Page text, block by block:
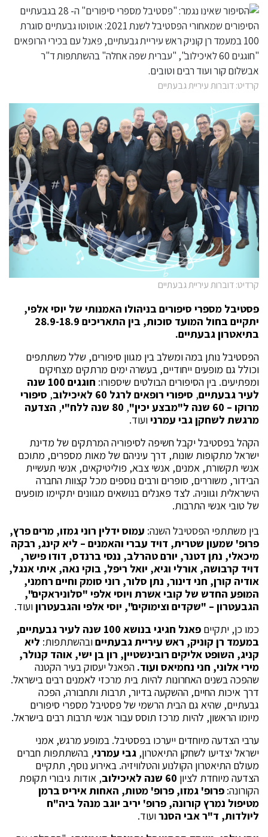
קרדיט: דוברות עיריית גבעתיים
קרדיט: דוברות עיריית גבעתיים
פסטיבל מספרי סיפורים בניהולו האמנותי של יוסי אלפי,
יתקיים בחול המועד סוכות, בין התאריכים 28.9-18.9
בתיאטרון גבעתיים.
הפסטיבל נותן במה ומשלב בין מגוון סיפורים, שלל משתתפים
וכולל גם מופעים ייחודיים, בעשרה ימים מרתקים מצחיקים
ומפתיעים. בין הסיפורים הבולטים שיספורו:
חוגגים 100 שנה
לעיר גבעתיים, סיפורי רופאים לרגל 60 לאיכילוב , סיפורי
מרוקו – 60 שנה ל"מבצע יכין"
, 80 שנה ללח"י , הצדעה
מרגשת לשחקן גבי עמרניועוד.
הקהל בפסטיבל יקבל חשיפה לסיפוריה המרתקים של מדינת
ישראל מתקופות שונות, דרך עיניהם של מאות מספרים, מתוכם
אנשי תקשורת, אמנים, אנשי צבא, פוליטיקאים, אנשי תעשיית
הבידור, משוררים, סופרים ורבים נוספים מכל קצוות החברה
הישראלית וגווניה. לצד פאנלים בנושאים מגוונים יתקיימו מופעים
של טובי אנשי התרבות.
בין משתתפי הפסטיבל השנה: עמוס ידלין רוני גמזו, מרים פרץ,
פרופ' שמעון שטרית, דויד עברי והאמנים – ליא קינג, רבקה
מיכאלי, נתן דטנר, יורם טהרלב, ננסי ברנדס, דודו פישר,
דויד קרבושה, אורלי וגיא, יואל ריפל, בוקי נאה, איתי אנגל,
אודיה קורן, חני דינור, נתן סלור, רוני סומק וחיים רחמני,
המופע החדש של קובי אשרת ויוסי אלפי "סלוניראקים",
הגבעטרון – "שקדים וצימוקים", יוסי אלפי והגבעטרוןועוד.
כמו כן, יתקיים
פאנל חגיגי בנושא 100 שנה לעיר גבעתיים,
במעמד רן קוניק, ראש עיריית גבעתייםובהשתתפות: ליא
קניג, השופט אליקים רובינשטיין, רון בן ישי, אוהד קנולר,
מירי אלוני, חני נחמיאס ועוד. הפאנל יעסוק בעיר הקטנה
שהפכה בשנים האחרונות להיות בית מרכזי לאמנים רבים בישראל.
דרך איכות החיים, ההשקעה בדיור, תרבות ותחבורה, הפכה
גבעתיים, שהיא גם הבית הרשמי של פסטיבל מספרי סיפורים
מיומו הראשון, להיות מרכז תוסס עבור אנשי תרבות רבים בישראל.
ערבי הצדעה מיוחדים ייערכו בפסטיבל. במופע מרגש, אמני
ישראל יצדיעו לשחקן התיאטרון, גבי עמרני, בהשתתפות חברים
מעולם התיאטרון הקולנוע והטלוויזיה. באירוע נוסף, תתקיים
הצדעה מיוחדת לציון 60 שנה לאיכילוב
, אודות גיבורי תקופת
הקורונה: פרופ' גמזו, פרופ' מטות, האחות איריס ברמן
מטיפול נמרץ קורונה, פרופ' יריב יוגב מנהל ביה"ח
ליולדות, ד"ר אבי הסנרועוד.